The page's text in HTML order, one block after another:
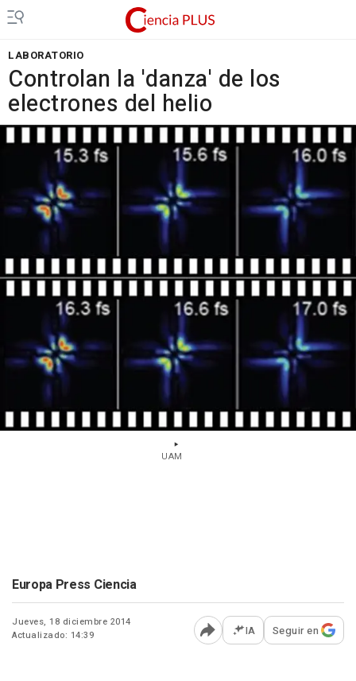
LABORATORIO
Controlan la 'danza' de los
electrones del helio
UAM
Europa Press Ciencia
Jueves, 18 diciembre 2014
Actualizado: 14:39
Abrir opciones para
IA Seguir en